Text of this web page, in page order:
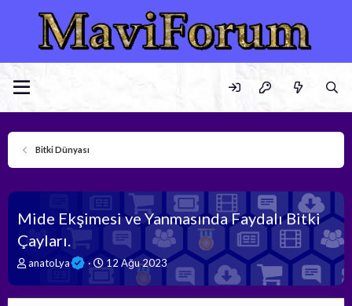
Bitki Dünyası
Mide Ekşimesi ve Yanmasında Faydalı Bitki
Çayları.
K
n
anatoLya
B
ş
12 Ağu 2023